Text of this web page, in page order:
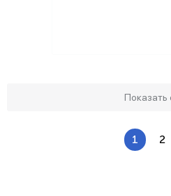
Показать
1 2